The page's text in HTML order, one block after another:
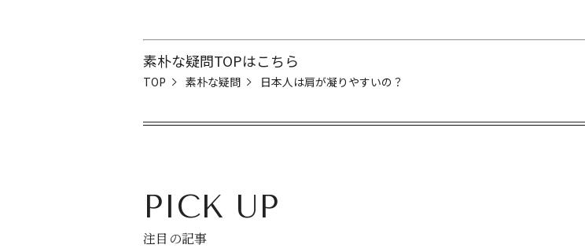
素朴な疑問TOPはこちら
TOP 素朴な疑問 日本人は肩が凝りやすいの？
PICK UP
注目の記事